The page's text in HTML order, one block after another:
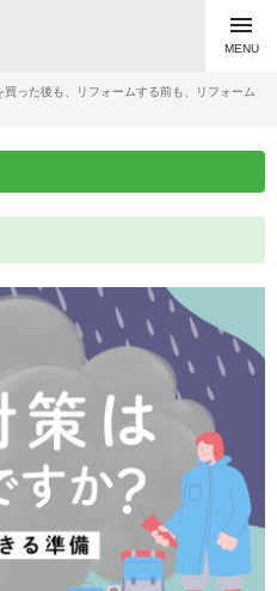

MENU
った後も、リフォームする前も、リフォーム